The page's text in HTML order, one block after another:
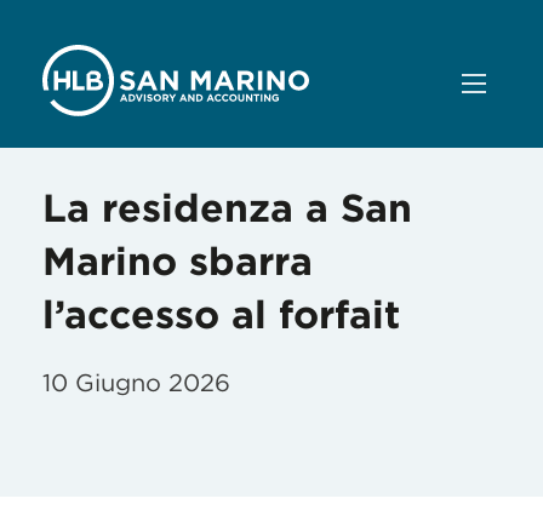
La residenza a San
Marino sbarra
l’accesso al forfait
10 Giugno 2026